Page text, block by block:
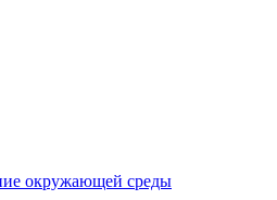
окружающей среды